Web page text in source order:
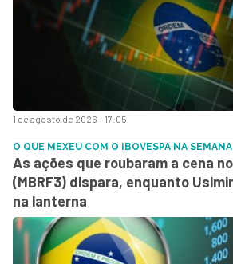
1 de agosto de 2026 - 17:05
O QUE MEXEU COM O IBOVESPA NA SEMANA
As ações que roubaram a cena
(MBRF3) dispara, enquanto
na lanterna